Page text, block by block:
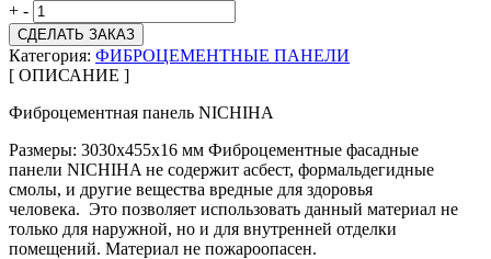
+ -
СДЕЛАТЬ ЗАКАЗ
Категория: ФИБРОЦЕМЕНТНЫЕ ПАНЕЛИ
[ ОПИСАНИЕ ]
Фиброцементная панель NICHIHA
Размеры: 3030х455х16 мм Фиброцементные фасадные
панели NICHIHA не содержит асбест, формальдегидные
смолы, и другие вещества вредные для здоровья
человека. Это позволяет использовать данный материал не
только для наружной, но и для внутренней отделки
помещений. Материал не пожароопасен.